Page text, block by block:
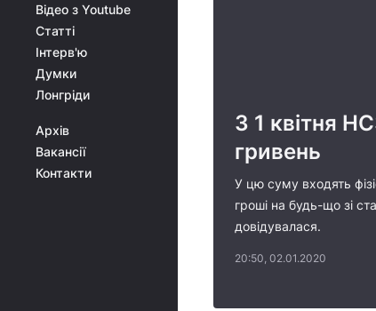
Відео з Youtube
Статті
Інтерв'ю
Думки
Лонгріди
Архів
Вакансії
Контакти
З 1 квітня
гривень
У цю суму входять
гроші на будь-що зі
довідувалася.
20:50, 02.01.2020